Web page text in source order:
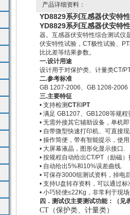
产品详细资料：
YD8829系列互感器伏安特
YD8829系列互感器伏安特
器。互感器伏安特性综合测试仪
伏安特性试验，CT极性试验、
比比差等结果参数。
一.设计用途
设计用于对保护类、计量类CT/
二.参考标准
GB 1207-2006、GB 1208-2006
三.主要特征
• 支持检测CT和 PT
• 满足 GB1207、GB1208等规程
• 无需外接其它辅助设备，单机
• 自带微型快速打印机、可直接
• 操作简便，带有智能提示，使
• 大屏幕液晶，图形化显示接口.
• 按规程自动给出CT/PT（励磁
• 自动给出5%和10%误差曲线.
• 可保存3000组测试资料，掉电
• 支持U盘转存资料，可以通过
• 小巧轻便≤22Kg，非常利于现
四．测试仪主要测试功能：
（见
CT （保护类、计量类）